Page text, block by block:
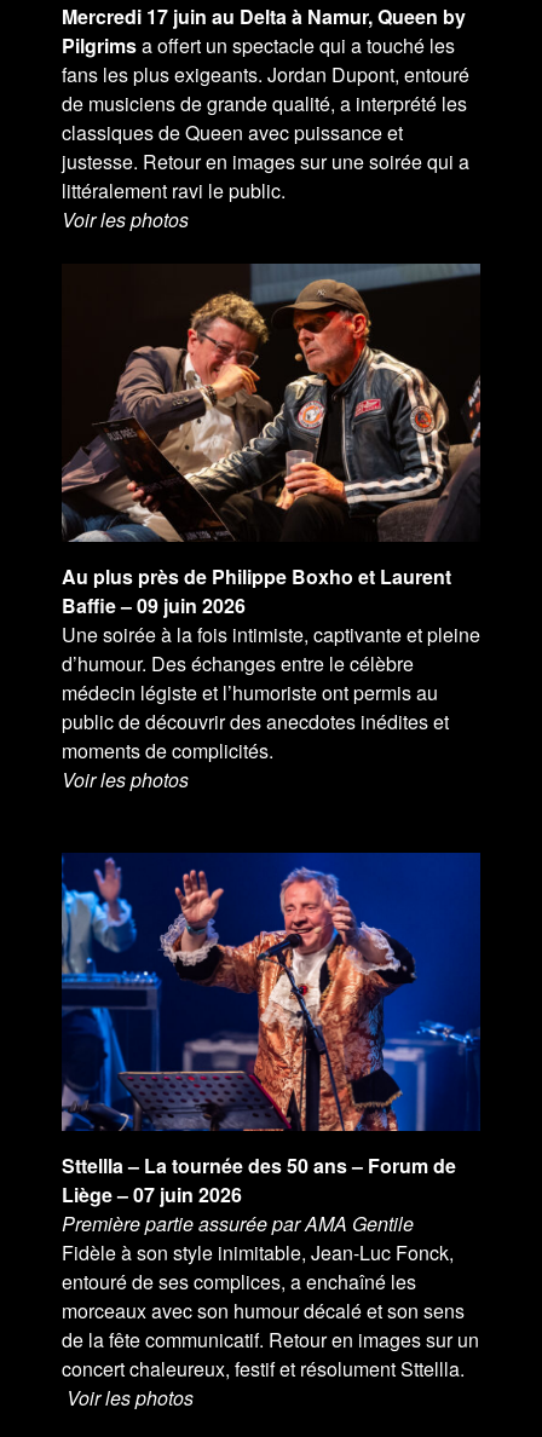
Mercredi 17 juin au Delta à Namur, Queen by
Pilgrimsa offert un spectacle qui a touché les
fans les plus exigeants. Jordan Dupont, entouré
de musiciens de grande qualité, a interprété les
classiques de Queen avec puissance et
justesse. Retour en images sur une soirée qui a
littéralement ravi le public.
Voir les photos
Au plus près de Philippe Boxho et Laurent
Baffie – 09 juin 2026
Une soirée à la fois intimiste, captivante et pleine
d’humour. Des échanges entre le célèbre
médecin légiste et l’humoriste ont permis au
public de découvrir des anecdotes inédites et
moments de complicités.
Voir les photos
Sttellla – La tournée des 50 ans – Forum de
Liège – 07 juin 2026
Première partie assurée par AMA Gentile
Fidèle à son style inimitable, Jean-Luc Fonck,
entouré de ses complices, a enchaîné les
morceaux avec son humour décalé et son sens
de la fête communicatif. Retour en images sur un
concert chaleureux, festif et résolument Sttellla.
Voir les photos